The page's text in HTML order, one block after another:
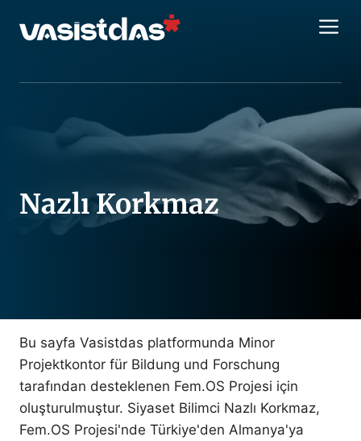
atla
Nazlı Korkmaz
Bu sayfa Vasistdas platformunda Minor
Projektkontor für Bildung und Forschung
tarafından desteklenen Fem.OS Projesi için
oluşturulmuştur. Siyaset Bilimci Nazlı Korkmaz,
Fem.OS Projesi'nde Türkiye'den Almanya'ya